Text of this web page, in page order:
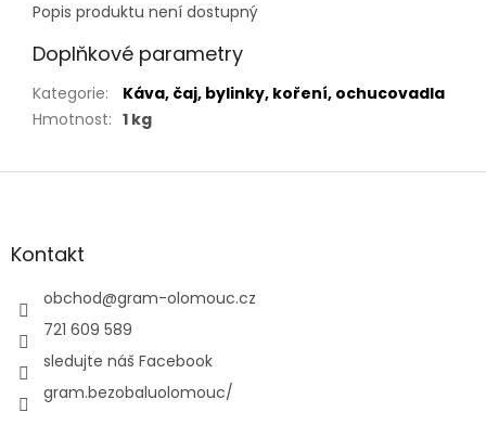
Popis produktu není dostupný
Doplňkové parametry
Kategorie:
Káva, čaj, bylinky, koření, ochucovadla
Hmotnost: 1 kg
Z
aKontakt
obchod@gram-olomouc.cz
721 609 589
sledujte náš Facebook
gram.bezobaluolomouc/